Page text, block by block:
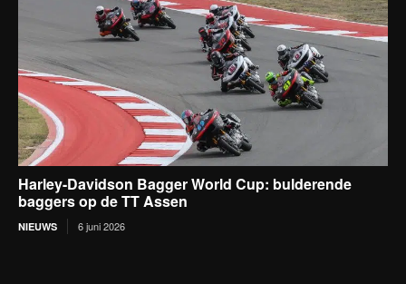
Harley-Davidson Bagger World Cup: bulderende
baggers op de TT Assen
NIEUWS 6 juni 2026